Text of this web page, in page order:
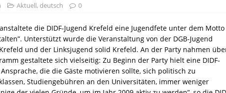
Aktuell, deutsch 0
die DIDF-Jugend Krefeld eine Jugendfete unter dem Motto
Unterstützt wurde die Veranstaltung von der DGB-Jugend
und der Linksjugend solid Krefeld. An der Party nahmen
gestaltete sich vielseitig: Zu Beginn der Party hielt eine DIDF-
die die Gäste motivieren sollte, sich politisch zu
Studiengebühren an den Universitäten, immer weniger